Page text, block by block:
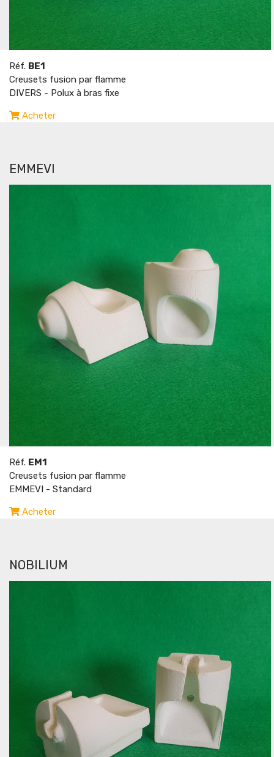
Réf. BE1
Creusets fusion par flamme
DIVERS - Polux à bras fixe
Acheter
EMMEVI
Réf. EM1
Creusets fusion par flamme
EMMEVI - Standard
Acheter
NOBILIUM